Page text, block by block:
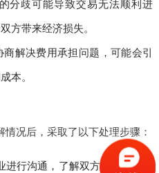
分歧可能导致交易无法顺利进
方带来经济损失。
解决费用承担问题，可能会引
本。
况后，采取了以下处理步骤：
进行沟通，了解双方的立场和诉